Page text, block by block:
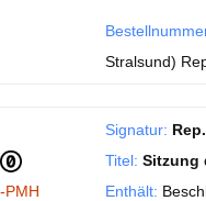
Stralsund)
PMH
Signatur:
Titel: Sitzung
Enthält: